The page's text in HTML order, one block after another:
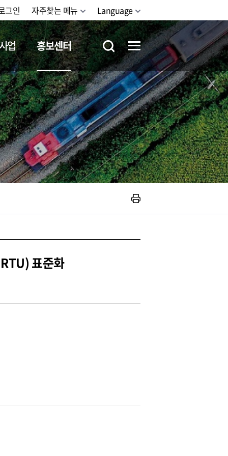
그인 자주찾는 메뉴 Language
업 홍보센터
철도체험
표준화